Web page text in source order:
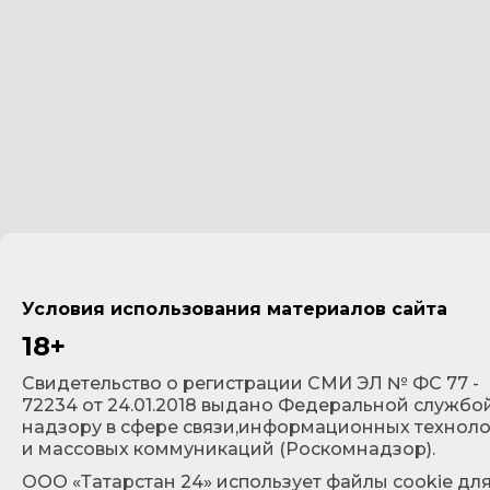
Условия использования материалов сайта
18+
Cвидетельство о регистрации СМИ ЭЛ № ФС 77 -
72234 от 24.01.2018 выдано Федеральной
надзору в сфере связи,информационных
и массовых коммуникаций (Роскомнадзор).
ООО «Татарстан 24» использует файлы cookie